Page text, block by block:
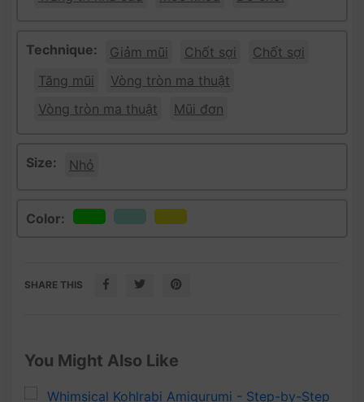
Technique: Giảm mũi Chốt sợi
Chốt sợi
Tăng mũi
Vòng tròn ma thuật
Vòng tròn ma thuật
Mũi đơn
Size: Nhỏ
Color:
SHARE THIS
You Might Also Like